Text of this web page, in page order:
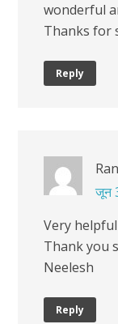
wonderful
Thanks for
Reply
जून
Very
Thank you
Neelesh
Reply